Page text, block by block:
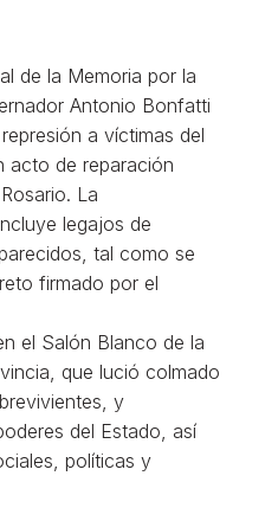
de la Memoria por la
Antonio Bonfatti
a víctimas del
acto de reparación
La
legajos de
tal como se
firmado por el
el Salón Blanco de la
que lució colmado
y
del Estado, así
políticas y